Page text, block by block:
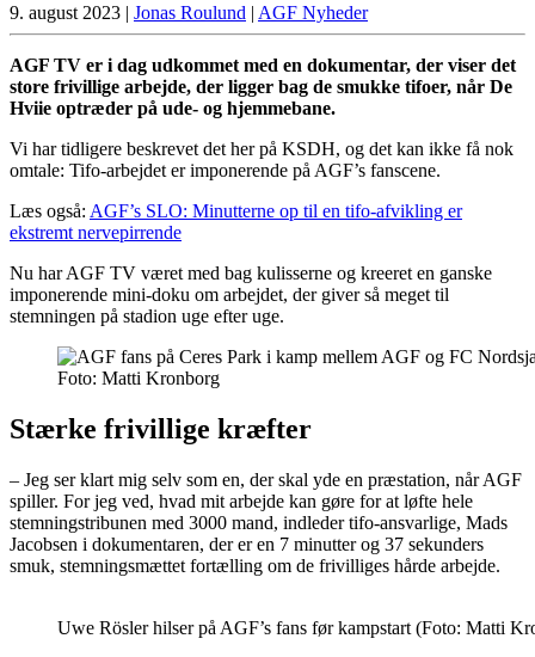
9. august 2023 | Jonas Roulund | AGF Nyheder
AGF TV er i dag udkommet med en dokumentar, der viser det
store frivillige arbejde, der ligger bag de smukke tifoer, når De
Hviie optræder på ude- og hjemmebane.
Vi har tidligere beskrevet det her på KSDH, og det kan ikke få nok
omtale: Tifo-arbejdet er imponerende på AGF’s fanscene.
Læs også: AGF’s SLO: Minutterne op til en tifo-afvikling er
ekstremt nervepirrende
Nu har AGF TV været med bag kulisserne og kreeret en ganske
imponerende mini-doku om arbejdet, der giver så meget til
stemningen på stadion uge efter uge.
Foto: Matti Kronborg
Stærke frivillige kræfter
– Jeg ser klart mig selv som en, der skal yde en præstation, når AGF
spiller. For jeg ved, hvad mit arbejde kan gøre for at løfte hele
stemningstribunen med 3000 mand, indleder tifo-ansvarlige, Mads
Jacobsen i dokumentaren, der er en 7 minutter og 37 sekunders
smuk, stemningsmættet fortælling om de frivilliges hårde arbejde.
Uwe Rösler hilser på AGF’s fans før kampstart (Foto: Matti